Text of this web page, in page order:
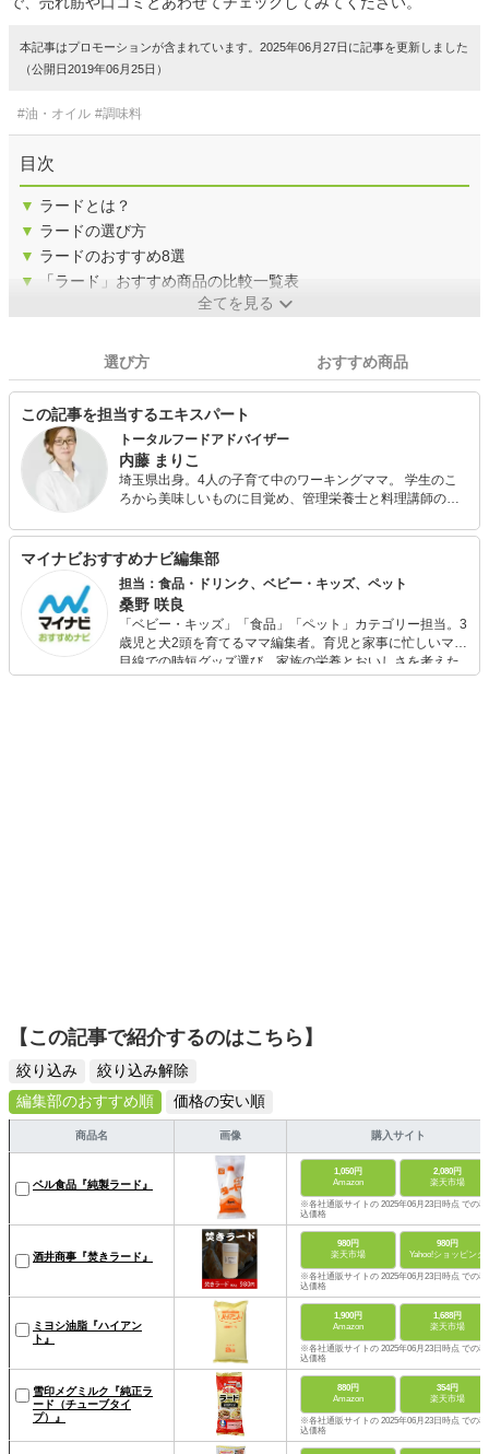
本記事はプロモーションが含まれています。2025年06月27日に記事を更新しました
（公開日2019年06月25日）
#油・オイル #調味料
目次
▼ ラードとは？
▼ ラードの選び方
▼ ラードのおすすめ8選
▼
「ラード」おすすめ商品の比較一覧表
全てを見る
選び方 おすすめ商品
この記事を担当するエキスパート
トータルフードアドバイザー
内藤 まりこ
埼玉県出身。4人の子育て中のワーキングママ。 学生のこ
ろから美味しいものに目覚め、管理栄養士と料理講師の二
ードコーディネートまで様々なジャンルで活動中。 趣味は
家庭菜園と子どもが喜ぶ満足度の高い公園探し。
マイナビおすすめナビ編集部
担当：食品・ドリンク、ベビー・キッズ、ペット
桑野 咲良
「ベビー・キッズ」「食品」「ペット」カテゴリー担当。3
歳児と犬2頭を育てるママ編集者。育児と家事に忙しいママ
目線での時短グッズ選び、家族の栄養とおいしさを考えた
食品選び、束の間のリラックスタイムを楽しむためのスイ
【この記事で紹介するのはこちら】
絞り込み
絞り込み解除
編集部のおすすめ順
価格の安い順
商品名 画像 購入サイト
ベル食品『純製ラード』
1,050円
Amazon
2,080円
楽天市場
※各社通販サイトの 2025年06月23日時点 での税
込価格
酒井商事『焚きラード』
980円
楽天市場
980円
Yahoo!ショッピング
※各社通販サイトの 2025年06月23日時点 での税
込価格
ミヨシ油脂『ハイアン
ト』
1,900円
Amazon
1,688円
楽天市場
※各社通販サイトの 2025年06月23日時点 での税
込価格
雪印メグミルク『純正ラ
ード（チューブタイ
プ）』
880円
Amazon
354円
楽天市場
※各社通販サイトの 2025年06月23日時点 での税
込価格